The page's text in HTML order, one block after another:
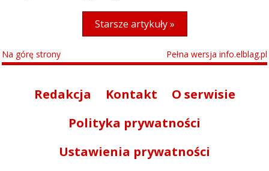
Starsze artykuły »
Na górę strony Pełna wersja info.elblag.pl
Redakcja Kontakt
O serwisie
Polityka prywatności
Ustawienia prywatności